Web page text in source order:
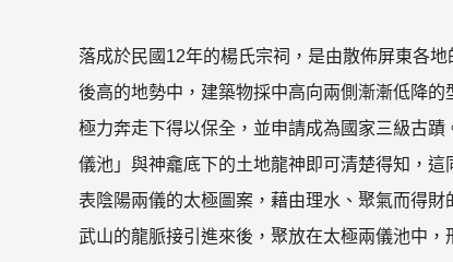
落成於民國12年的楊氏宗祠，是由散佈屏東各
後高的地勢中，建築物採中高向兩側漸漸低降
極力奔走下得以保全，並申請成為國家三級古
儀池」與神龕底下的土地龍神即可清楚得知，
表陰陽兩儀的太極圖案，藉由理水、聚氣而得
武山的龍脈接引進來後，聚放在太極兩儀池中